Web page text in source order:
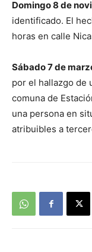
Domingo 8 de
identificado. El
horas en calle
Sábado 7 de
por el hallazgo de
comuna de
una persona en
atribuibles a